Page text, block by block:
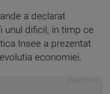
a declarat
unul dificil, in timp ce
Insee a prezentat
economiei.